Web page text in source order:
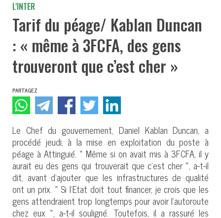
L'INTER
Tarif du péage/ Kablan Duncan
: « même à 3FCFA, des gens
trouveront que c’est cher »
PARTAGEZ
Le Chef du gouvernement, Daniel Kablan Duncan, a
procédé jeudi, à la mise en exploitation du poste à
péage à Attinguié. « Même si on avait mis à 3FCFA, il y
aurait eu des gens qui trouverait que c’est cher », a-t-il
dit, avant d’ajouter que les infrastructures de qualité
ont un prix. « Si l’Etat doit tout financer, je crois que les
gens attendraient trop longtemps pour avoir l’autoroute
chez eux », a-t-il souligné. Toutefois, il a rassuré les